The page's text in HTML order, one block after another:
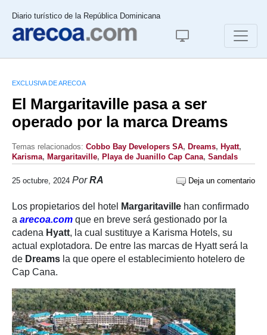
Diario turístico de la República Dominicana
EXCLUSIVA DE ARECOA
El Margaritaville pasa a ser
operado por la marca Dreams
Temas relacionados: Cobbo Bay Developers SA, Dreams, Hyatt,
Karisma, Margaritaville, Playa de Juanillo Cap Cana, Sandals
25 octubre, 2024 PorRA Deja un comentario
Los propietarios del hotel Margaritaville han confirmado
a arecoa.com que en breve será gestionado por la
cadena Hyatt, la cual sustituye a Karisma Hotels, su
actual explotadora. De entre las marcas de Hyatt será la
de Dreams la que opere el establecimiento hotelero de
Cap Cana.